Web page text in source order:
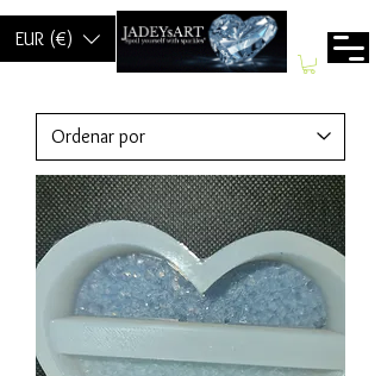
EUR (€)